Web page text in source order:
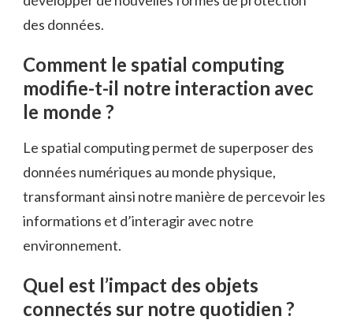
des données.
Comment le spatial computing
modifie-t-il notre interaction avec
le monde ?
Le spatial computing permet de superposer des
données numériques au monde physique,
transformant ainsi notre manière de percevoir les
informations et d’interagir avec notre
environnement.
Quel est l’impact des objets
connectés sur notre quotidien ?